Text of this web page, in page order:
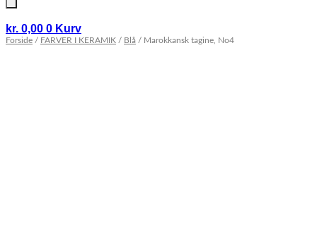
kr. 0,00 0 Kurv
Forside / FARVER I KERAMIK / Blå / Marokkansk tagine, No4